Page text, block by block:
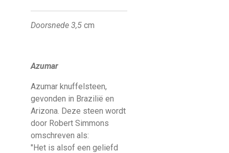
Doorsnede 3,5 cm
Azumar
Azumar knuffelsteen,
gevonden in Brazilië en
Arizona. Deze steen wordt
door Robert Simmons
omschreven als:
"Het is alsof een geliefd